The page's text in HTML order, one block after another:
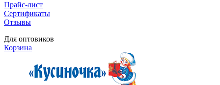
Прайс-лист
Сертификаты
Отзывы
Для оптовиков
Корзина